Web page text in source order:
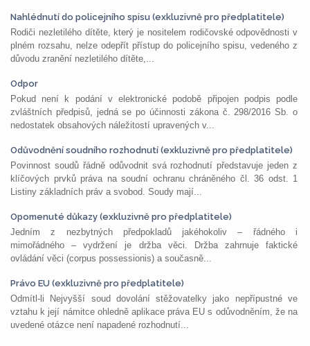
Nahlédnutí do policejního spisu (exkluzivně pro předplatitele)
Rodiči nezletilého dítěte, který je nositelem rodičovské odpovědnosti v
plném rozsahu, nelze odepřít přístup do policejního spisu, vedeného z
důvodu zranění nezletilého dítěte,...
Odpor
Pokud není k podání v elektronické podobě připojen podpis podle
zvláštních předpisů, jedná se po účinnosti zákona č. 298/2016 Sb. o
nedostatek obsahových náležitostí upravených v...
Odůvodnění soudního rozhodnutí (exkluzivně pro předplatitele)
Povinnost soudů řádně odůvodnit svá rozhodnutí představuje jeden z
klíčových prvků práva na soudní ochranu chráněného čl. 36 odst. 1
Listiny základních práv a svobod. Soudy mají...
Opomenuté důkazy (exkluzivně pro předplatitele)
Jedním z nezbytných předpokladů jakéhokoliv – řádného i
mimořádného – vydržení je držba věci. Držba zahrnuje faktické
ovládání věci (corpus possessionis) a současně...
Právo EU (exkluzivně pro předplatitele)
Odmítl-li Nejvyšší soud dovolání stěžovatelky jako nepřípustné ve
vztahu k její námitce ohledně aplikace práva EU s odůvodněním, že na
uvedené otázce není napadené rozhodnutí...